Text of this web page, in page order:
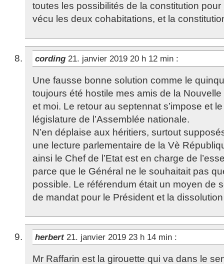
toutes les possibilités de la constitution pour
vécu les deux cohabitations, et la
cording 21. janvier 2019 20 h 12 min :
Une fausse bonne solution comme le
toujours été hostile mes amis de la
et moi. Le retour au septennat s’impose et
législature de l’Assemblée nationale.
N’en déplaise aux héritiers, surtout
une lecture parlementaire de la Vè
ainsi le Chef de l’Etat est en charge de
parce que le Général ne le souhaitait pas
possible. Le référendum était un moyen de
de mandat pour le Président et la
herbert 21. janvier 2019 23 h 14 min :
Mr Raffarin est la girouette qui va dans le